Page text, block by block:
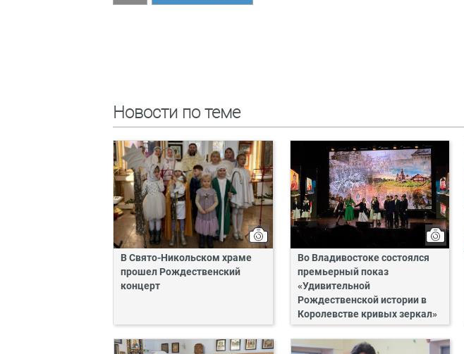
Новости по теме
В Свято-Никольском храме
прошел Рождественский
концерт
Во Владивостоке состоялся
премьерный показ
«Удивительной
Рождественской истории в
Королевстве кривых зеркал»